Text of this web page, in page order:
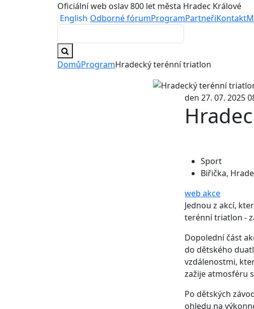
Oficiální web oslav 800 let města Hradec Králové
English Odborné fórumProgramPartneřiKontakt
DomůProgramHradecký terénní triatlon
den 27. 07. 2025
Sport
Biřička,
web akce
Jednou z akcí,
terénní triatlon -
Dopolední část
do dětského
vzdálenostmi,
zažije atmosféru
Po dětských
ohledu na